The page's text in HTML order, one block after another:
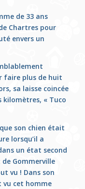
de 33 ans
Chartres pour
envers un
faire plus de huit
sa laisse coincée
kilomètres, « Tuco
son chien était
lorsqu’il a
un état second
Gommerville
vu ! Dans son
vu cet homme